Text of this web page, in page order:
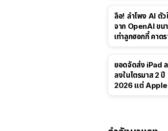
ลือ! ลำโพง AI ตัว
จาก OpenAI ขน
เท่าลูกฮอกกี้ คาดร
ยอดจัดส่ง iPad
ลงในไตรมาส 2 ปี
2026 แต่ Apple